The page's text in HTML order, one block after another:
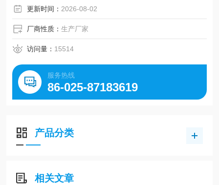
更新时间： 2026-08-02
厂商性质：生产厂家
访问量： 15514
服务热线
86-025-87183619
产品分类
相关文章